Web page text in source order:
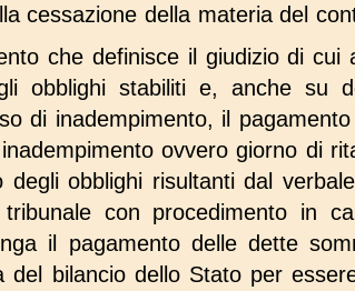
cessazione della materia del
che definisce il giudizio di
obblighi stabiliti e, anche su
di inadempimento, il
ovvero giorno di
degli obblighi risultanti dal
con procedimento in
il pagamento delle dette
del bilancio dello Stato per